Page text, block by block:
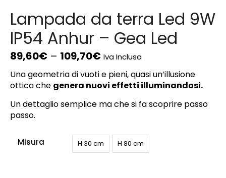
Lampada da terra Led 9W
IP54 Anhur – Gea Led
89,60€ – 109,70€ Iva Inclusa
Una geometria di vuoti e pieni, quasi un’illusione
ottica che genera nuovi effetti illuminandosi.
Un dettaglio semplice ma che si fa scoprire passo
passo.
Misura H 30 cm H 80 cm